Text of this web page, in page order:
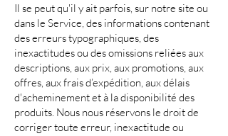
Il se peut qu'il y ait parfois, sur notre site ou
dans le Service, des informations contenant
des erreurs typographiques, des
inexactitudes ou des omissions reliées aux
descriptions, aux prix, aux promotions, aux
offres, aux frais d’expédition, aux délais
d'acheminement et à la disponibilité des
produits. Nous nous réservons le droit de
corriger toute erreur, inexactitude ou